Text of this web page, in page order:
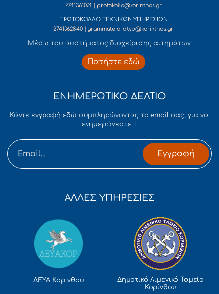
2741361074 | protokollo@korinthos.gr
ΠΡΩΤΟΚΟΛΛΟ ΤΕΧΝΙΚΩΝ ΥΠΗΡΕΣΙΩΝ
2741362840 | grammateia_dtyp@korinthos.gr
Mέσω του συστήματος διαχείρισης αιτημάτων
Πατήστε εδώ
ΕΝΗΜΕΡΩΤΙΚΟ ΔΕΛΤΙΟ
Κάντε εγγραφή εδώ συμπληρώνοντας το email σας, για να
ενημερώνεστε !
Εγγραφή
ΑΛΛΕΣ ΥΠΗΡΕΣΙΕΣ
ΔΕΥΑ Κορίνθου
Δημοτικό Λιμενικό Ταμείο
Κορίνθου